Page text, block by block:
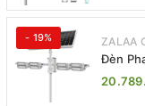
- 19% ZALAA
Đèn
Jsc